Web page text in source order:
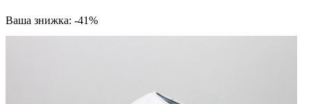
Ваша знижка: -41%